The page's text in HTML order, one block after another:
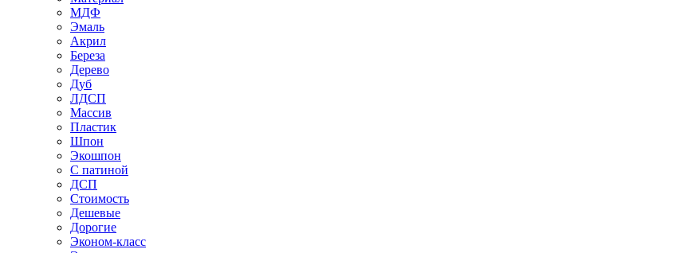
МДФ
Эмаль
Акрил
Береза
Дерево
Дуб
ЛДСП
Массив
Пластик
Шпон
Экошпон
С патиной
ДСП
Стоимость
Дешевые
Дорогие
Эконом-класс